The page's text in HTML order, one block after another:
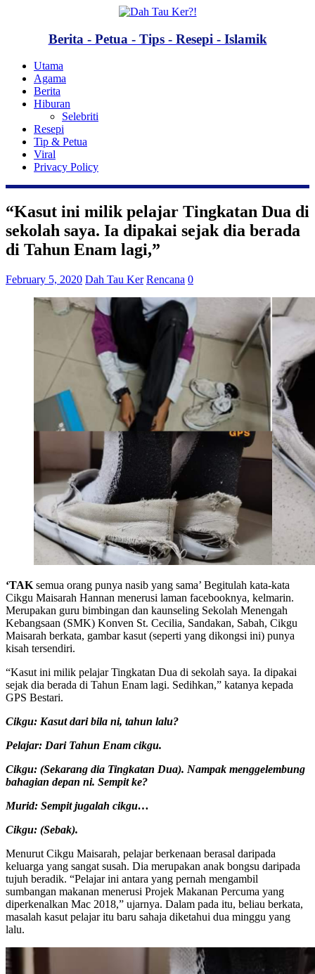
Berita - Petua - Tips - Resepi - Islamik
Utama
Agama
Berita
Hiburan
Selebriti
Resepi
Tip & Petua
Viral
Privacy Policy
“Kasut ini milik pelajar Tingkatan Dua di
sekolah saya. Ia dipakai sejak dia berada
di Tahun Enam lagi,”
February 5, 2020 Dah Tau Ker Rencana 0
‘TAK semua orang punya nasib yang sama’ Begitulah kata-kata
Cikgu Maisarah Hannan menerusi laman facebooknya, kelmarin.
Merupakan guru bimbingan dan kaunseling Sekolah Menengah
Kebangsaan (SMK) Konven St. Cecilia, Sandakan, Sabah, Cikgu
Maisarah berkata, gambar kasut (seperti yang dikongsi ini) punya
kisah tersendiri.
“Kasut ini milik pelajar Tingkatan Dua di sekolah saya. Ia dipakai
sejak dia berada di Tahun Enam lagi. Sedihkan,” katanya kepada
GPS Bestari.
Cikgu: Kasut dari bila ni, tahun lalu?
Pelajar: Dari Tahun Enam cikgu.
Cikgu: (Sekarang dia Tingkatan Dua). Nampak menggelembung
bahagian depan ni. Sempit ke?
Murid: Sempit jugalah cikgu…
Cikgu: (Sebak).
Menurut Cikgu Maisarah, pelajar berkenaan berasal daripada
keluarga yang sangat susah. Dia merupakan anak bongsu daripada
tujuh beradik. “Pelajar ini antara yang pernah mengambil
sumbangan makanan menerusi Projek Makanan Percuma yang
diperkenalkan Mac 2018,” ujarnya. Dalam pada itu, beliau berkata,
masalah kasut pelajar itu baru sahaja diketahui dua minggu yang
lalu.